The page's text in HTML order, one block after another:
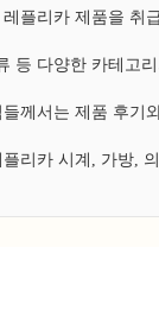
플리카 제품을
등 다양한 카테고
께서는 제품 후
리카 시계, 가방,